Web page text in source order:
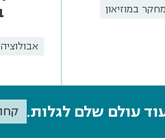
מחקר במוזיאון
אבולוציה
עולם שלם לגלות.